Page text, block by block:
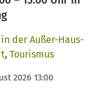
der Außer-Haus-
, Tourismus
2026 13:00